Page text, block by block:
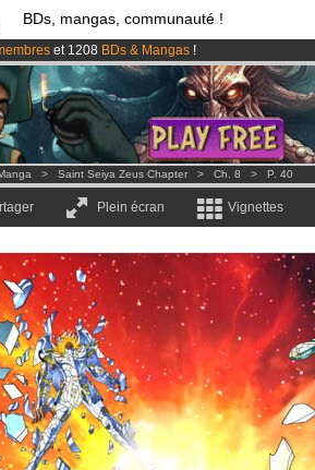
BDs, mangas, communauté !
et 1208 BDs & Mangas !
à partir de3.95 eurospar mois !Clique ici
est désormais lancé
> Saint Seiya Zeus Chapter > Ch. 8 > P. 40
Plein écran Vignettes